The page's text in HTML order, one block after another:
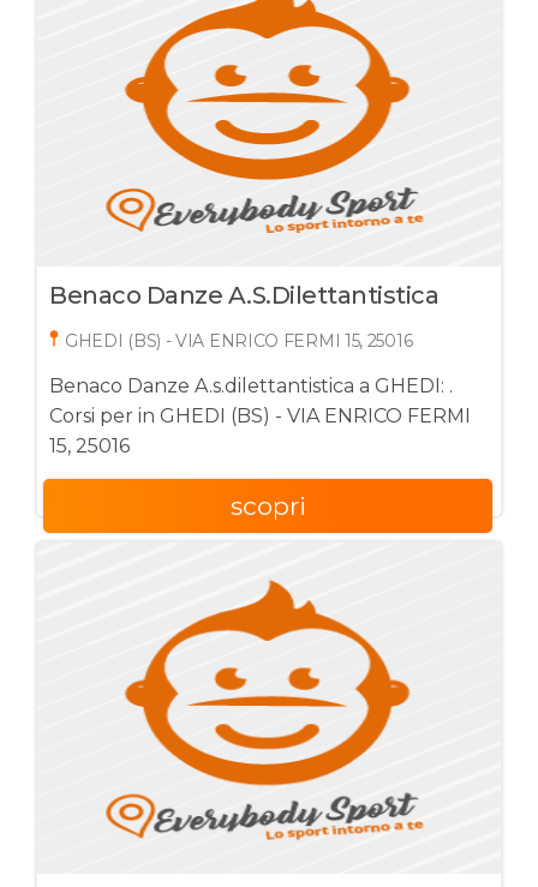
Benaco Danze A.s.dilettantistica
GHEDI (BS) - VIA ENRICO FERMI 15, 25016
Benaco Danze A.s.dilettantistica a GHEDI: .
Corsi per in GHEDI (BS) - VIA ENRICO FERMI
15, 25016
scopri